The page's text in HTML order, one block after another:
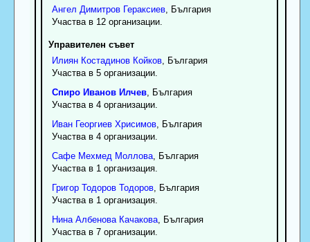
Ангел Димитров Гераксиев, България
Участва в 12 организации.
Управителен съвет
Илиян Костадинов Койков, България
Участва в 5 организации.
Спиро Иванов Илчев, България
Участва в 4 организации.
Иван Георгиев Хрисимов, България
Участва в 4 организации.
Сафе Мехмед Моллова, България
Участва в 1 организация.
Григор Тодоров Тодоров, България
Участва в 1 организация.
Нина Албенова Качакова, България
Участва в 7 организации.